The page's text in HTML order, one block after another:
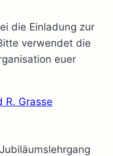
die Einladung zur
verwendet die
euer
R. Grasse